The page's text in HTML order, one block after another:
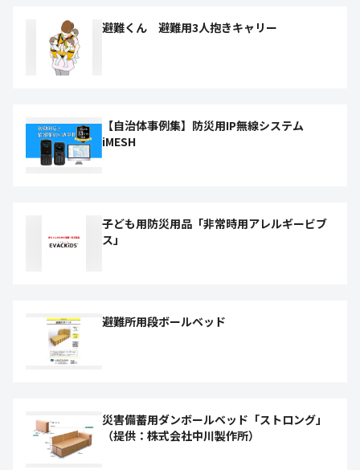
避難くん 避難用3人抱きキャリー
【自治体事例集】防災用IP無線システム
iMESH
子ども用防災用品「非常時用アレルギービブ
ス」
避難所用段ボールベッド
災害備蓄用ダンボールベッド「ストロング」
（提供：株式会社中川製作所）